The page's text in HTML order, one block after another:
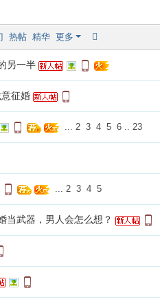
热帖 精华 更多
另一半
征婚
... 2 3 4 5 6 .. 23
... 2 3 4 5
当武器，男人会怎么想？